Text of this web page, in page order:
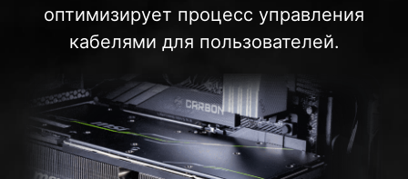
оптимизирует процесс управления
кабелями для пользователей.